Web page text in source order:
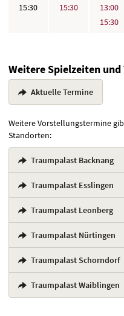
15:30Uhr
15:30Uhr
13:00
15:30
Weitere Spielzeiten und
Aktuelle Termine
Weitere Vorstellungstermine
Standorten:
Traumpalast Backnang
Traumpalast Esslingen
Traumpalast Leonberg
Traumpalast Nürtingen
Traumpalast Schorndorf
Traumpalast Waiblingen